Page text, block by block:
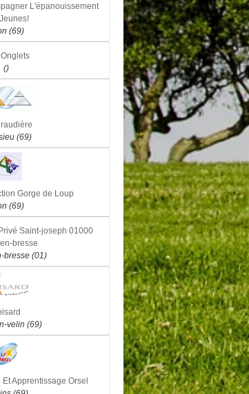
L'épanouissement
(69)
()
(69)
Gorge de Loup
(69)
Saint-joseph 01000
bresse
bresse (01)
velin (69)
Apprentissage Orsel